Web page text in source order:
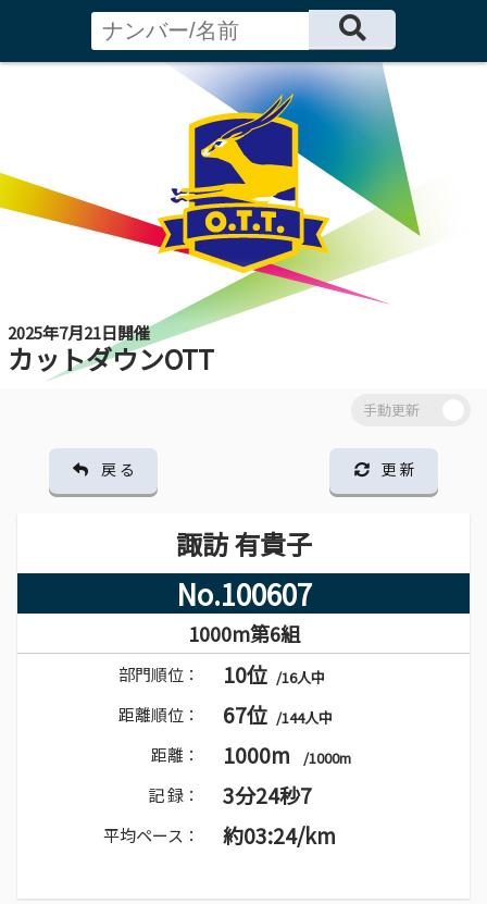
2025年7月21日開催
カットダウンOTT
戻 る 更 新
諏訪 有貴子
No.100607
1000m第6組
部門順位： 10位 /16人中
距離順位： 67位 /144人中
距離： 1000m /1000m
記 録： 3分24秒7
平均ペース： 約03:24/km